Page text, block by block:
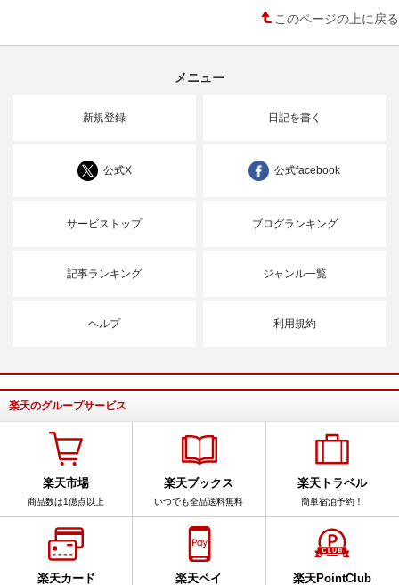
このページの上に戻る
メニュー
新規登録 日記を書く
公式X 公式facebook
サービストップ ブログランキング
記事ランキング ジャンル一覧
ヘルプ 利用規約
楽天のグループサービス
楽天市場
商品数は1億点以上
楽天ブックス
いつでも全品送料無料
楽天トラベル
簡単宿泊予約！
楽天カード 楽天ペイ 楽天PointClub